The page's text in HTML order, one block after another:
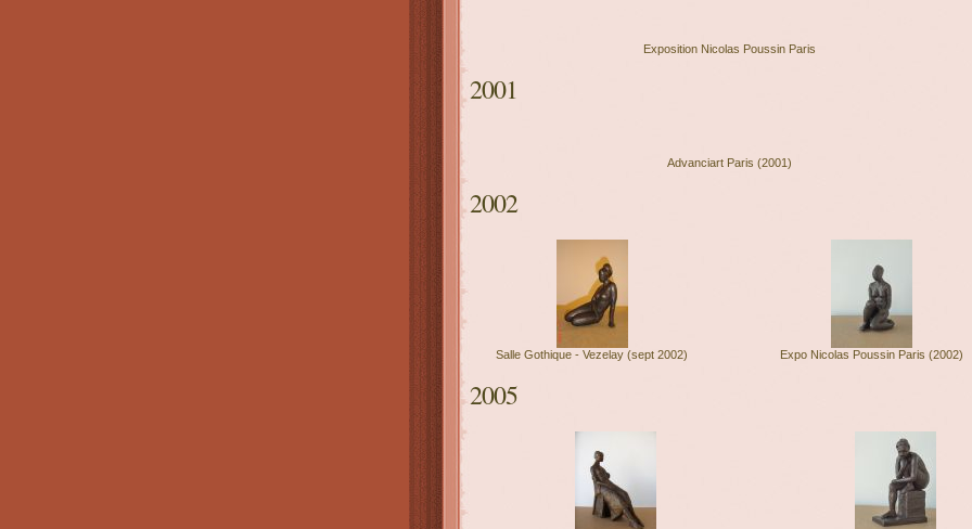
Exposition Nicolas Poussin Paris
2001
Advanciart Paris (2001)
2002
Salle Gothique - Vezelay (sept 2002) Expo Nicolas Poussin Paris (2002)
2005